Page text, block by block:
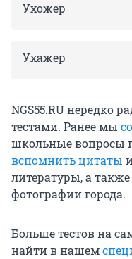
Ухожер
Ухажер
NGS55.RU нередко
тестами. Ранее мы
школьные вопросы
вспомнить цитаты
литературы, а также
фотографии города.
Больше тестов на
найти в нашем